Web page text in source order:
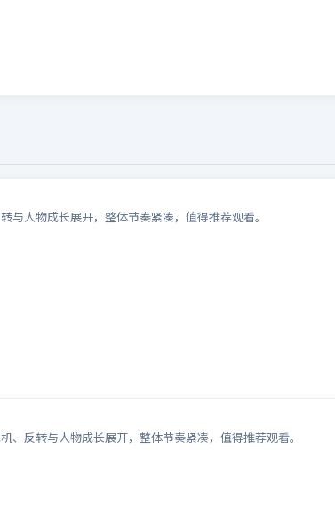
人物成长展开，整体节奏紧凑，值得推荐观看。
反转与人物成长展开，整体节奏紧凑，值得推荐观看。